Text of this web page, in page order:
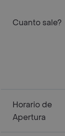
Cuanto sale?
Horario de
Apertura